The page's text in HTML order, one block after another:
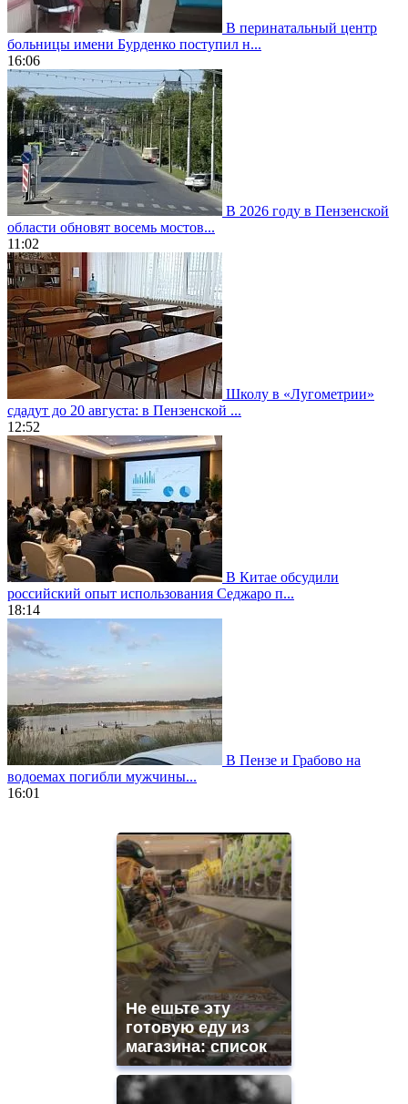
В перинатальный центр
больницы имени Бурденко поступил н...
16:06
В 2026 году в Пензенской
области обновят восемь мостов...
11:02
Школу в «Лугометрии»
сдадут до 20 августа: в Пензенской ...
12:52
В Китае обсудили
российский опыт использования Седжаро п...
18:14
В Пензе и Грабово на
водоемах погибли мужчины...
16:01
https://gradewatches.to/
https://www.replicasrelojes.to/
Не ешьте эту
готовую еду из
магазина: список